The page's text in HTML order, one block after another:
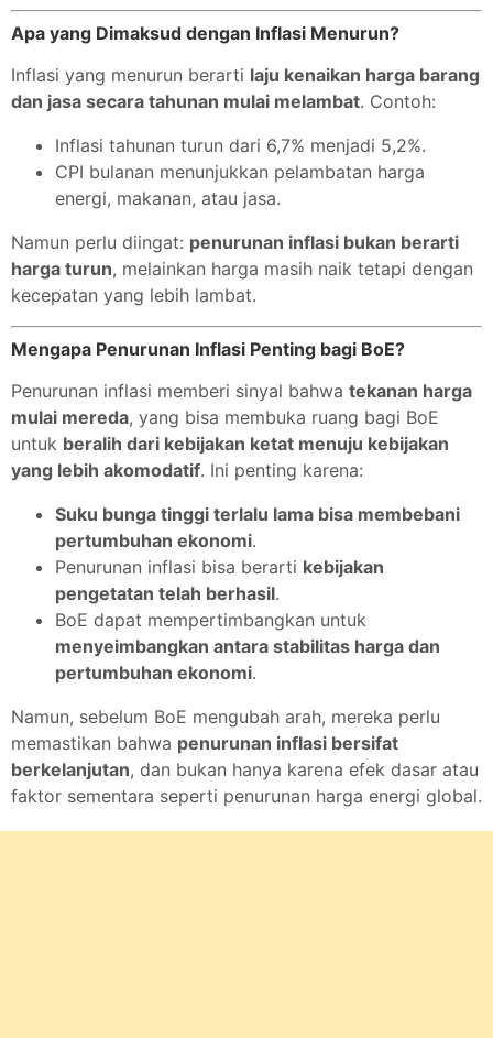
Apa yang Dimaksud dengan Inflasi Menurun?
Inflasi yang menurun berarti laju kenaikan harga barang
dan jasa secara tahunan mulai melambat. Contoh:
Inflasi tahunan turun dari 6,7% menjadi 5,2%.
CPI bulanan menunjukkan pelambatan harga
energi, makanan, atau jasa.
Namun perlu diingat: penurunan inflasi bukan berarti
harga turun, melainkan harga masih naik tetapi dengan
kecepatan yang lebih lambat.
Mengapa Penurunan Inflasi Penting bagi BoE?
Penurunan inflasi memberi sinyal bahwa tekanan harga
mulai mereda, yang bisa membuka ruang bagi BoE
untuk beralih dari kebijakan ketat menuju kebijakan
yang lebih akomodatif. Ini penting karena:
Suku bunga tinggi terlalu lama bisa membebani
pertumbuhan ekonomi.
Penurunan inflasi bisa berarti kebijakan
pengetatan telah berhasil.
BoE dapat mempertimbangkan untuk
menyeimbangkan antara stabilitas harga dan
pertumbuhan ekonomi.
Namun, sebelum BoE mengubah arah, mereka perlu
memastikan bahwa penurunan inflasi bersifat
berkelanjutan, dan bukan hanya karena efek dasar atau
faktor sementara seperti penurunan harga energi global.